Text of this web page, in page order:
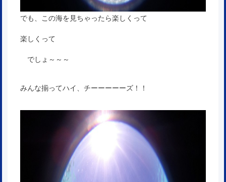
でも、この海を見ちゃったら楽しくって
楽しくって
でしょ～～～
みんな揃ってハイ、チーーーーーズ！！